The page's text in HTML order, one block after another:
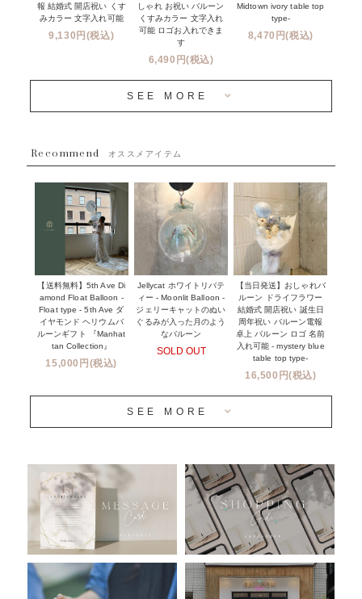
オプション
成人式・卒業式・入学式バルーンブーケ
新商品
~３０００円
~５５００円
１１０００円以上
NEW YORK MIND - ニューヨークスタイルバルーン
※コンフェッティバルーン -プリント内容-
コンフェッティバルーンについて
ハワイウェディングサービス
企業・法人様
ウェディングコンフェッティバルーン特集
実店舗について -大阪 堀江店・名古屋 星ヶ丘店・滋賀 配送
センター店・沖縄 嘉手納基地店-
プリントサービス
前撮り写真バルーン特集
姉妹店＆関連ショップについて
安心のチャビーバルーン
おすすめ商品
バルーン自動販売機
浮くバルーンオーダーメイド - coming soonn -
卓上バルーンオーダーメイド
報 結婚式 開店祝い くす
みカラー 文字入れ可能
9,130円(税込)
しゃれ お祝い バルーン
くすみカラー 文字入れ
可能 ロゴお入れできま
す
6,490円(税込)
Midtown ivory table top
type-
8,470円(税込)
SEE MORE
Recommend オススメアイテム
【送料無料】5th Ave Di
amond Float Balloon -
Float type - 5th Ave ダ
イヤモンド ヘリウムバ
ルーンギフト 『Manhat
tan Collection』
15,000円(税込)
Jellycat ホワイトリバテ
ィー - Moonlit Balloon -
ジェリーキャットのぬい
ぐるみが入った月のよう
なバルーン
SOLD OUT
【当日発送】おしゃれバ
ルーン ドライフラワー
結婚式 開店祝い 誕生日
周年祝い バルーン電報
卓上 バルーン ロゴ 名前
入れ可能 - mystery blue
table top type-
16,500円(税込)
SEE MORE